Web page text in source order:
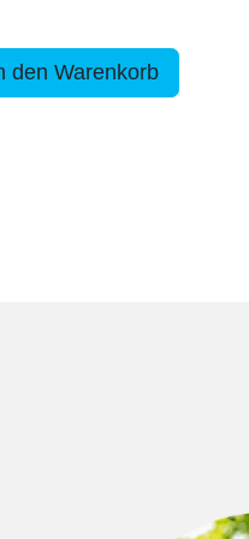
den Warenkorb